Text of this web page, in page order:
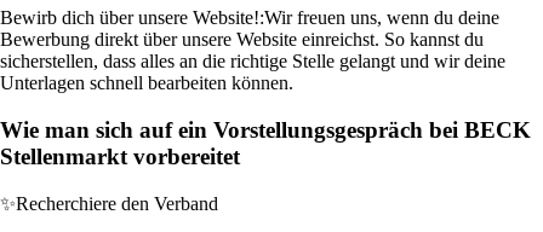
Bewirb dich über unsere Website!:Wir freuen uns, wenn du deine
Bewerbung direkt über unsere Website einreichst. So kannst du
sicherstellen, dass alles an die richtige Stelle gelangt und wir deine
Unterlagen schnell bearbeiten können.
Wie man sich auf ein Vorstellungsgespräch bei BECK
Stellenmarkt vorbereitet
✨Recherchiere den Verband